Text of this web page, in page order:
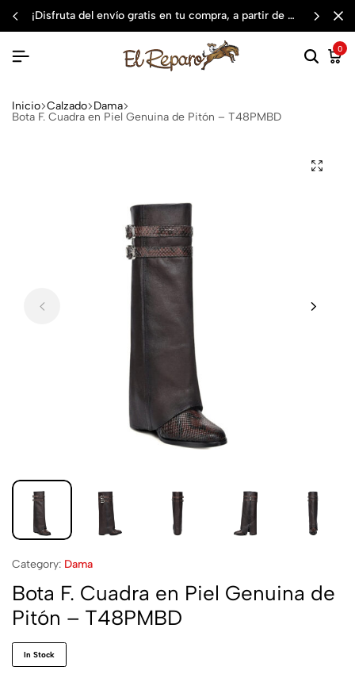
¡disfruta del envío gratis en tu compra, a partir de $3,000 mxn
0
Inicio Calzado Dama
Bota F. Cuadra en Piel Genuina de Pitón – T48PMBD
Category: Dama
Bota F. Cuadra en Piel Genuina de
Pitón – T48PMBD
In Stock